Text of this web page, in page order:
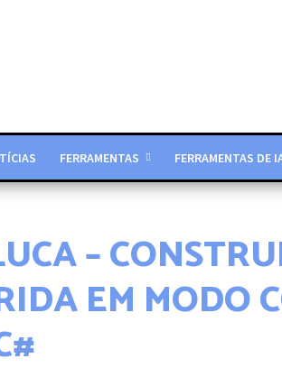
FERRAMENTAS FERRAMENTAS DE
–
EM MODO